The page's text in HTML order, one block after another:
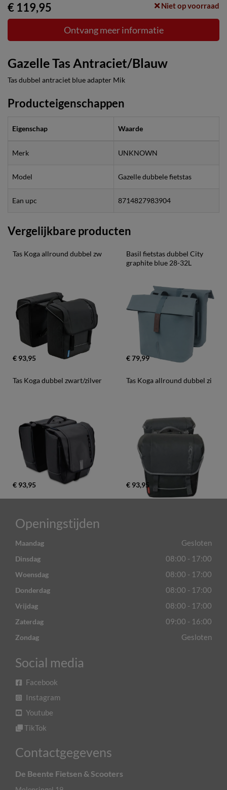
€ 119,95 Niet op voorraad
Ontvang meer informatie
Gazelle Tas Antraciet/Blauw
Tas dubbel antraciet blue adapter Mik
Producteigenschappen
Eigenschap Waarde
Merk UNKNOWN
Model Gazelle dubbele fietstas
Ean upc 8714827983904
Vergelijkbare producten
Tas Koga allround dubbel zw
€ 93,95
Basil fietstas dubbel City
graphite blue 28-32L
€ 79,99
Tas Koga dubbel zwart/zilver
€ 93,95
Tas Koga allround dubbel zi
€ 93,95
Openingstijden
Maandag Gesloten
Dinsdag 08:00 - 17:00
Woensdag 08:00 - 17:00
Donderdag 08:00 - 17:00
Vrijdag 08:00 - 17:00
Zaterdag 09:00 - 16:00
Zondag Gesloten
Social media
Facebook
Instagram
Youtube
TikTok
Contactgegevens
De Beente Fietsen & Scooters